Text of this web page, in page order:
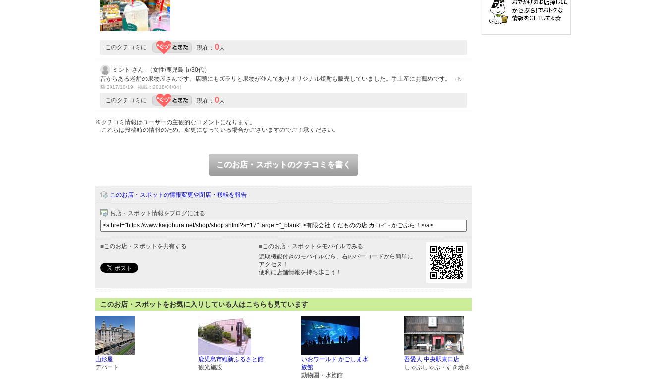
このクチコミに 現在： 0 人
ミント さん （女性/鹿児島市/30代）
昔からある老舗の果物屋さんです。店頭にもズラリと果物が並んでありオリジナル焼酎も販売していました。手土産にお薦めです。
（投
稿:2017/10/19 掲載：2018/04/04）
このクチコミに 現在： 0 人
※クチコミ情報はユーザーの主観的なコメントになります。
これらは投稿時の情報のため、変更になっている場合がございますのでご了承ください。
このお店・スポットのクチコミを書く
このお店・スポットの情報変更や閉店・移転を報告
お店・スポット情報をブログにはる
■ このお店・スポットを共有する ■ このお店・スポットをモバイルでみる
読取機能付きのモバイルなら、右のバーコードから簡単に
アクセス！
便利に店舗情報を持ち歩こう！
このお店・スポットをお気に入りしている人はこちらも見ています
山形屋
デパート
鹿児島市維新ふるさと館
観光施設
いおワールド かごしま水
族館
動物園・水族館
吾愛人 中央駅東口店
しゃぶしゃぶ・すき焼き